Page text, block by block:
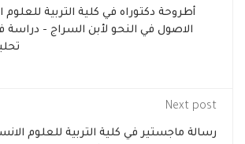
أطروحة دكتوراه في كلية التربية للعلوم
الاصول في النحو لأبن السراج -
Next post
رسالة ماجستير في كلية التربية للعلوم